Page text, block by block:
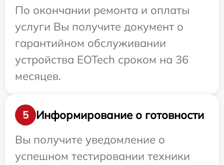
По окончании ремонта и оплаты
услуги Вы получите документ о
гарантийном обслуживании
устройства EOTech сроком на 36
месяцев.
5
Информирование о готовности
Вы получите уведомление о
успешном тестировании техники